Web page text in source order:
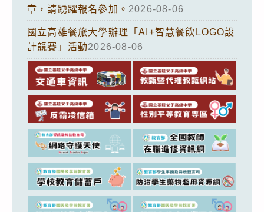
章，請踴躍報名參加。 2026-08-06
國立高雄餐旅大學辦理「AI+智慧餐飲LOGO設
計競賽」活動2026-08-06